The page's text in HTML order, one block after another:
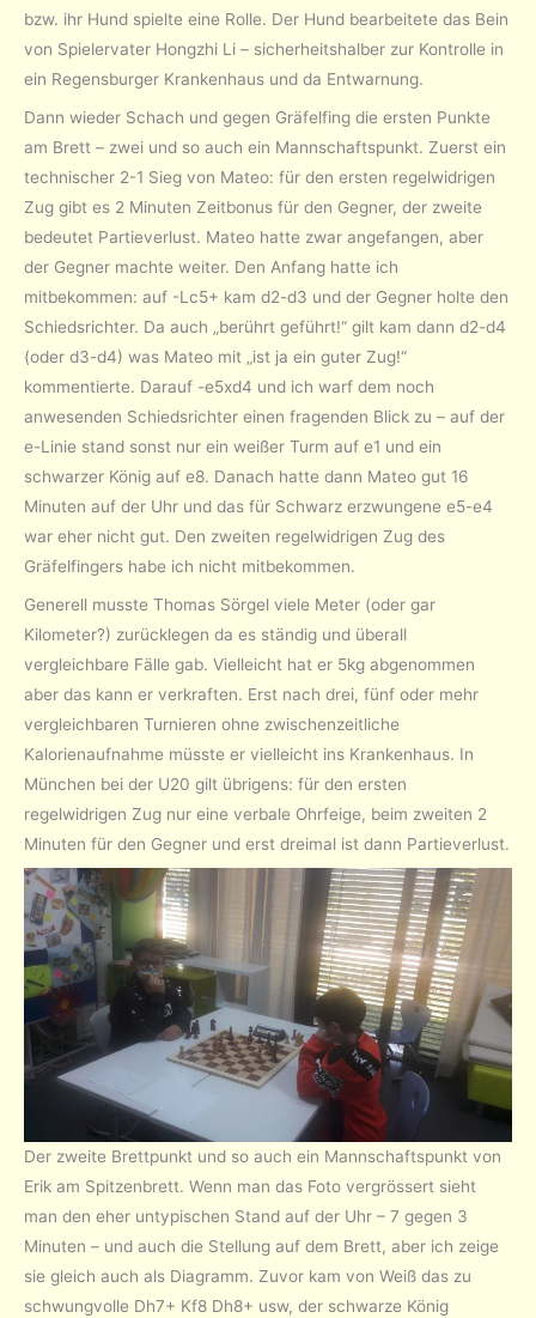
bzw. ihr Hund spielte eine Rolle. Der Hund bearbeitete das Bein
von Spielervater Hongzhi Li – sicherheitshalber zur Kontrolle in
ein Regensburger Krankenhaus und da Entwarnung.
Dann wieder Schach und gegen Gräfelfing die ersten Punkte
am Brett – zwei und so auch ein Mannschaftspunkt. Zuerst ein
technischer 2-1 Sieg von Mateo: für den ersten regelwidrigen
Zug gibt es 2 Minuten Zeitbonus für den Gegner, der zweite
bedeutet Partieverlust. Mateo hatte zwar angefangen, aber
der Gegner machte weiter. Den Anfang hatte ich
mitbekommen: auf -Lc5+ kam d2-d3 und der Gegner holte den
Schiedsrichter. Da auch „berührt geführt!“ gilt kam dann d2-d4
(oder d3-d4) was Mateo mit „ist ja ein guter Zug!“
kommentierte. Darauf -e5xd4 und ich warf dem noch
anwesenden Schiedsrichter einen fragenden Blick zu – auf der
e-Linie stand sonst nur ein weißer Turm auf e1 und ein
schwarzer König auf e8. Danach hatte dann Mateo gut 16
Minuten auf der Uhr und das für Schwarz erzwungene e5-e4
war eher nicht gut. Den zweiten regelwidrigen Zug des
Gräfelfingers habe ich nicht mitbekommen.
Generell musste Thomas Sörgel viele Meter (oder gar
Kilometer?) zurücklegen da es ständig und überall
vergleichbare Fälle gab. Vielleicht hat er 5kg abgenommen
aber das kann er verkraften. Erst nach drei, fünf oder mehr
vergleichbaren Turnieren ohne zwischenzeitliche
Kalorienaufnahme müsste er vielleicht ins Krankenhaus. In
München bei der U20 gilt übrigens: für den ersten
regelwidrigen Zug nur eine verbale Ohrfeige, beim zweiten 2
Minuten für den Gegner und erst dreimal ist dann Partieverlust.
Der zweite Brettpunkt und so auch ein Mannschaftspunkt von
Erik am Spitzenbrett. Wenn man das Foto vergrössert sieht
man den eher untypischen Stand auf der Uhr – 7 gegen 3
Minuten – und auch die Stellung auf dem Brett, aber ich zeige
sie gleich auch als Diagramm. Zuvor kam von Weiß das zu
schwungvolle Dh7+ Kf8 Dh8+ usw, der schwarze König